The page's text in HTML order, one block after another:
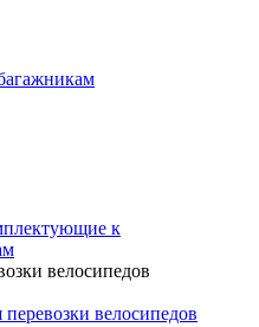
к
велосипедов
велосипедов